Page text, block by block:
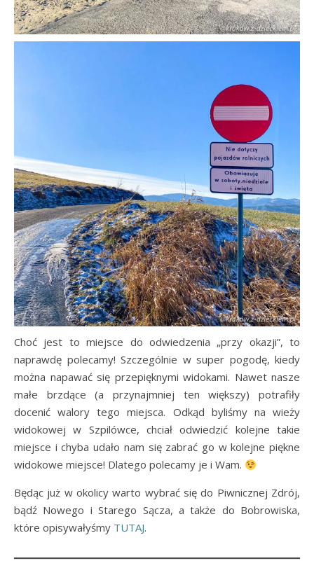
Choć jest to miejsce do odwiedzenia „przy okazji”, to
naprawdę polecamy! Szczególnie w super pogodę, kiedy
można napawać się przepięknymi widokami. Nawet nasze
małe brzdące (a przynajmniej ten większy) potrafiły
docenić walory tego miejsca. Odkąd byliśmy na wieży
widokowej w Szpilówce, chciał odwiedzić kolejne takie
miejsce i chyba udało nam się zabrać go w kolejne piękne
widokowe miejsce! Dlatego polecamy je i Wam.
Będąc już w okolicy warto wybrać się do Piwnicznej Zdrój,
bądź Nowego i Starego Sącza, a także do Bobrowiska,
które opisywałyśmy TUTAJ.